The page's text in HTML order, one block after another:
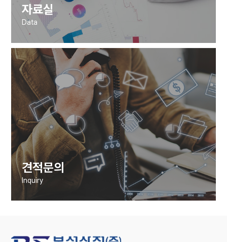
자료실
Data
견적문의
Inquiry